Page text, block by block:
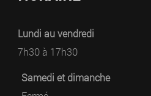
Lundi au vendredi
7h30 à 17h30
Samedi et dimanche